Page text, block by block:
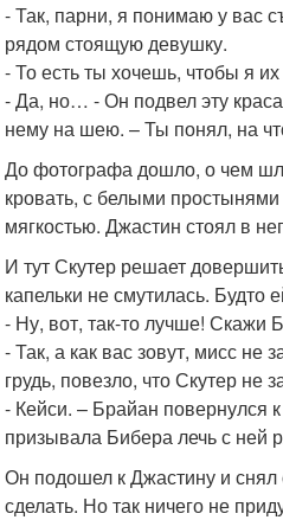
- Так, парни, я понимаю у вас
рядом стоящую девушку.
- То есть ты хочешь, чтобы я
- Да, но… - Он подвел эту
нему на шею. – Ты понял, на
До фотографа дошло, о чем
кровать, с белыми
мягкостью. Джастин стоял в
И тут Скутер решает
капельки не смутилась. Будто
- Ну, вот, так-то лучше! Скажи
- Так, а как вас зовут, мисс
грудь, повезло, что Скутер не
- Кейси. – Брайан повернулся
призывала Бибера лечь с ней
Он подошел к Джастину и снял
сделать. Но так ничего не